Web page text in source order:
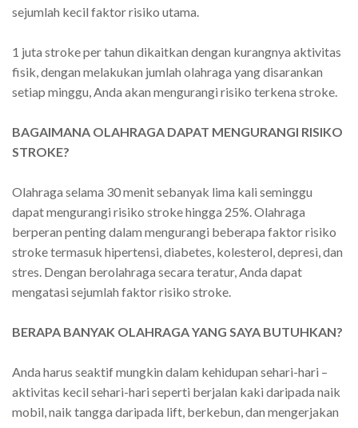
sejumlah kecil faktor risiko utama.
1 juta stroke per tahun dikaitkan dengan kurangnya aktivitas
fisik, dengan melakukan jumlah olahraga yang disarankan
setiap minggu, Anda akan mengurangi risiko terkena stroke.
BAGAIMANA OLAHRAGA DAPAT MENGURANGI RISIKO
STROKE?
Olahraga selama 30 menit sebanyak lima kali seminggu
dapat mengurangi risiko stroke hingga 25%. Olahraga
berperan penting dalam mengurangi beberapa faktor risiko
stroke termasuk hipertensi, diabetes, kolesterol, depresi, dan
stres. Dengan berolahraga secara teratur, Anda dapat
mengatasi sejumlah faktor risiko stroke.
BERAPA BANYAK OLAHRAGA YANG SAYA BUTUHKAN?
Anda harus seaktif mungkin dalam kehidupan sehari-hari –
aktivitas kecil sehari-hari seperti berjalan kaki daripada naik
mobil, naik tangga daripada lift, berkebun, dan mengerjakan